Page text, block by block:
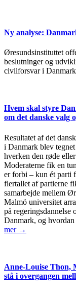
Ny analyse:
Øresundsinstituttet
beslutninger og
civilforsvar i
Hvem skal styre
om det danske valg
Resultatet af det
i Danmark blev
hverken den røde
Moderaterne fik en
er forbi – kun ét parti
flertallet af partierne
samarbejde mellem
Malmö universitet
på
Danmark, og
mer →
Anne-Louise Thon,
stå i overgangen